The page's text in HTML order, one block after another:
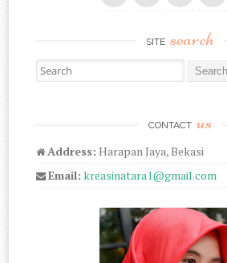
SITE search
Search for:
CONTACT us
Address: Harapan Jaya, Bekasi
Email: kreasinatara1@gmail.com